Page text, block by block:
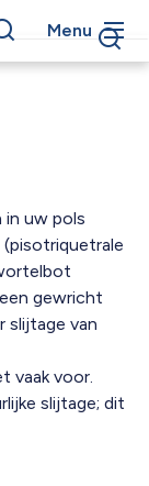
Menu
uw pols
gewricht
slijtage van
vaak voor.
slijtage; dit